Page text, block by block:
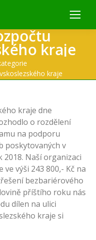
kraje
kraje
kraje dne
o rozdělení
na podporu
poskytovaných v
Naší organizaci
výši 243 800,- Kč na
bezbariérového
příštího roku nás
dílen na ulici
kraje si